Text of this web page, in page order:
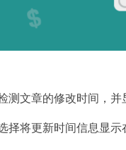
测文章的修改时间，并
择将更新时间信息显